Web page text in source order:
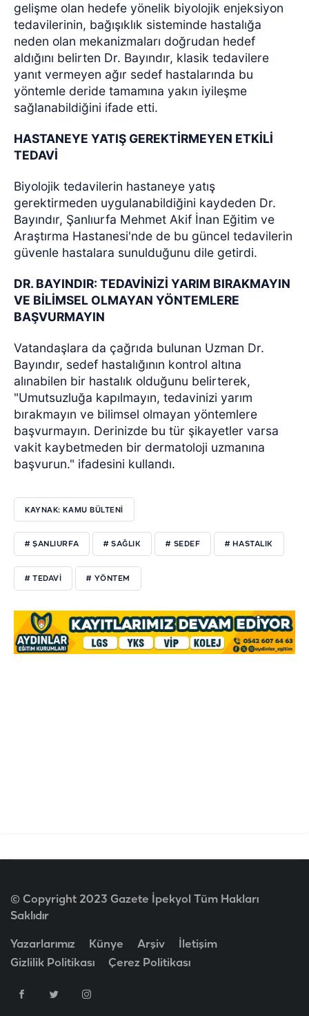
gelişme olan hedefe yönelik biyolojik enjeksiyon
tedavilerinin, bağışıklık sisteminde hastalığa
neden olan mekanizmaları doğrudan hedef
aldığını belirten Dr. Bayındır, klasik tedavilere
yanıt vermeyen ağır sedef hastalarında bu
yöntemle deride tamamına yakın iyileşme
sağlanabildiğini ifade etti.
HASTANEYE YATIŞ GEREKTİRMEYEN ETKİLİ
TEDAVİ
Biyolojik tedavilerin hastaneye yatış
gerektirmeden uygulanabildiğini kaydeden Dr.
Bayındır, Şanlıurfa Mehmet Akif İnan Eğitim ve
Araştırma Hastanesi'nde de bu güncel tedavilerin
güvenle hastalara sunulduğunu dile getirdi.
DR. BAYINDIR: TEDAVİNİZİ YARIM BIRAKMAYIN
VE BİLİMSEL OLMAYAN YÖNTEMLERE
BAŞVURMAYIN
Vatandaşlara da çağrıda bulunan Uzman Dr.
Bayındır, sedef hastalığının kontrol altına
alınabilen bir hastalık olduğunu belirterek,
"Umutsuzluğa kapılmayın, tedavinizi yarım
bırakmayın ve bilimsel olmayan yöntemlere
başvurmayın. Derinizde bu tür şikayetler varsa
vakit kaybetmeden bir dermatoloji uzmanına
başvurun." ifadesini kullandı.
KAYNAK: KAMU BÜLTENİ
# ŞANLIURFA # SAĞLIK # SEDEF # HASTALIK
# TEDAVİ # YÖNTEM
© Copyright 2023 Gazete İpekyol Tüm Hakları
Saklıdır
Yazarlarımız Künye Arşiv
İletişim
Gizlilik Politikası
Çerez Politikası